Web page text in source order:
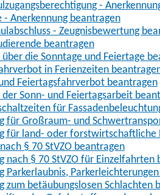
-
- Anerkennung beantragen
- Zeugnisbewertung
beantragen
die Sonntage und Feiertage
in Ferienzeiten
Feiertagsfahrverbot beantragen
Sonn- und Feiertagsarbeit
für
für Großraum- und
für land- oder forstwirtschaftliche
§ 70 StVZO beantragen
nach § 70 StVZO für Einzelfahrten
Parkerlaubnis,
zum betäubungslosen Schlachten